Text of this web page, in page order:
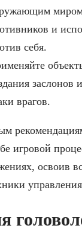
и
себя.
заслонов
врагов.
игровой
освоив